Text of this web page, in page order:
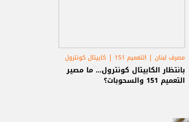
مصرف لبنان التعميم 151 كابيتال كونترول
بانتظار الكابيتال كونترول... ما مصير
التعميم 151 والسحوبات؟